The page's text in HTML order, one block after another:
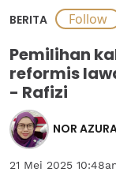
BERITA
Pemilihan
reformis
- Rafizi
NOR
21 Mei 2025